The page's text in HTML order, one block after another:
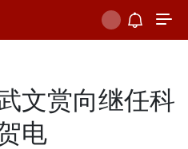
文赏向继任科
电